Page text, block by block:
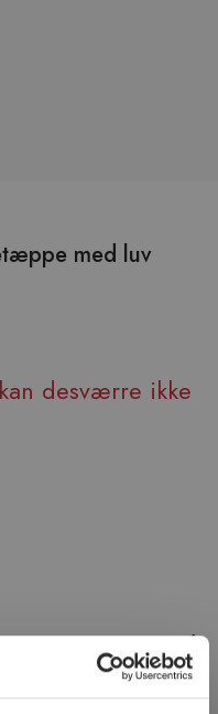
med luv
desværre ikke
i en vidunderlig tæt og fin